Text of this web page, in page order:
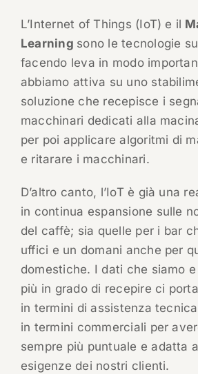
L’Internet of Things (IoT) e il
Learning sono le tecnologie
facendo leva in modo
abbiamo attiva su uno
soluzione che recepisce i
macchinari dedicati alla
per poi applicare algoritmi di
e ritarare i macchinari.
D’altro canto, l’IoT è già una
in continua espansione sulle
del caffè; sia quelle per i bar
uffici e un domani anche per
domestiche. I dati che siamo
più in grado di recepire ci
in termini di assistenza
in termini commerciali per
sempre più puntuale e adatta
esigenze dei nostri clienti.